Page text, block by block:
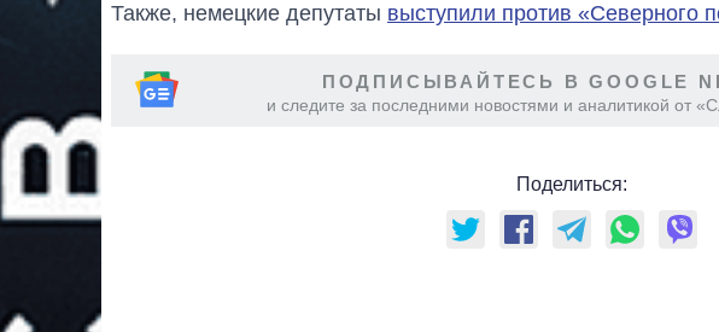
Также, немецкие депутаты выступили против «Северного
ПОДПИСЫВАЙТЕСЬ В GOOGLE
и следите за последними новостями и аналитикой от
Поделиться: